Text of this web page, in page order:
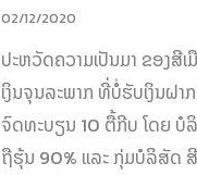
02/12/2020
ປະຫວັດຄວາມເປັນມາ ຂອງສີເ
ເງິນຈຸນລະພາກ ທີ່ບໍ່ຮັບເງິນຝ
ຈົດທະບຽນ 10 ຕື້ກີບ ໂດຍ
ຖືຮຸ້ນ 90% ແລະ ກຸ່ມບໍລິສັດ